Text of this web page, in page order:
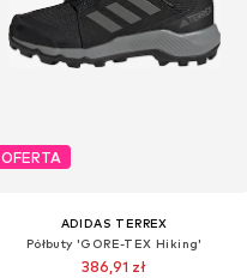
OFERTA
ADIDAS TERREX
Półbuty 'GORE-TEX Hiking'
386,91 zł